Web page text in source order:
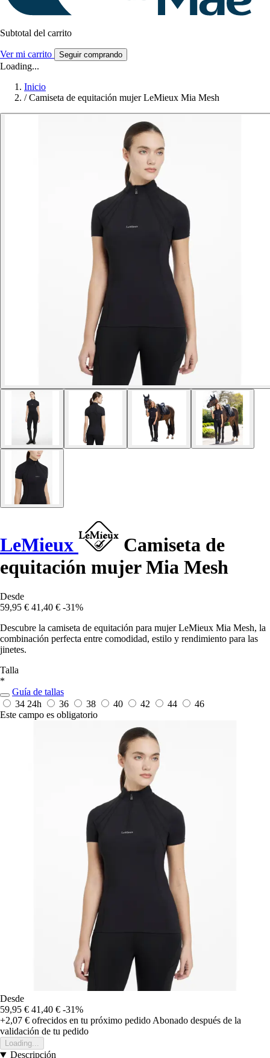
Subtotal del carrito
Ver mi carrito Seguir comprando
Loading...
Inicio
/ Camiseta de equitación mujer LeMieux Mia Mesh
LeMieux
Camiseta de
equitación mujer Mia Mesh
Desde
59,95 € 41,40 € -31%
Descubre la camiseta de equitación para mujer LeMieux Mia Mesh, la
combinación perfecta entre comodidad, estilo y rendimiento para las
jinetes.
Talla
*
Guía de tallas
34 24h 36 38 40 42 44
46
Este campo es obligatorio
Desde
59,95 € 41,40 € -31%
+2,07 € ofrecidos en tu próximo pedido Abonado después de la
validación de tu pedido
Loading...
Descripción